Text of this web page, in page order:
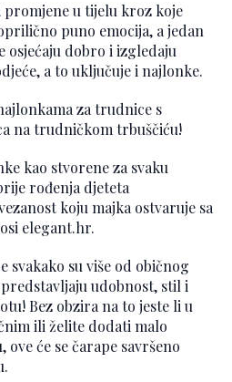
promjene u tijelu kroz koje
puno emocija, a jedan
osjećaju dobro i izgledaju
a to uključuje i najlonke.
za trudnice s
na trudničkom trbuščiću!
kao stvorene za svaku
rođenja djeteta
koju majka ostvaruje sa
elegant.hr.
svakako su više od običnog
udobnost, stil i
Bez obzira na to jeste li u
ili želite dodati malo
će se čarape savršeno